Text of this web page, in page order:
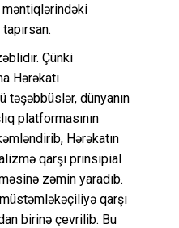
məntiqlərindəki
Çünki
Hərəkatı
təşəbbüslər, dünyanın
platformasının
Hərəkatın
qarşı prinsipial
zəmin yaradıb.
qarşı
birinə çevrilib. Bu